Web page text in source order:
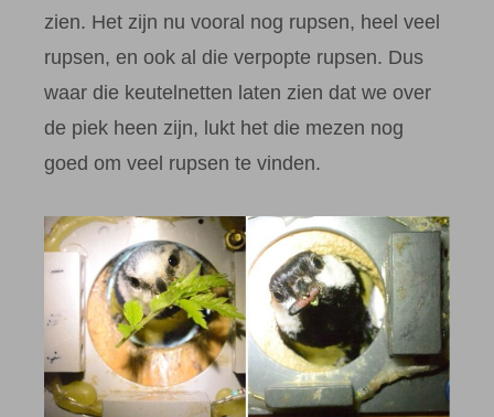
zien. Het zijn nu vooral nog rupsen, heel veel
rupsen, en ook al die verpopte rupsen. Dus
waar die keutelnetten laten zien dat we over
de piek heen zijn, lukt het die mezen nog
goed om veel rupsen te vinden.